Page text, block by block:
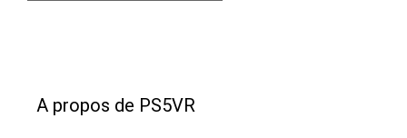
A propos de PS5VR